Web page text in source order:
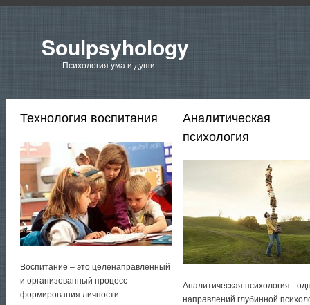
Soulpsyhology
Психология ума и души
Технология воспитания
Воспитание – это целенаправленный
и организованный процесс
формирования личности.
Аналитическая
психология
Аналитическая психология -
направлений глубинной